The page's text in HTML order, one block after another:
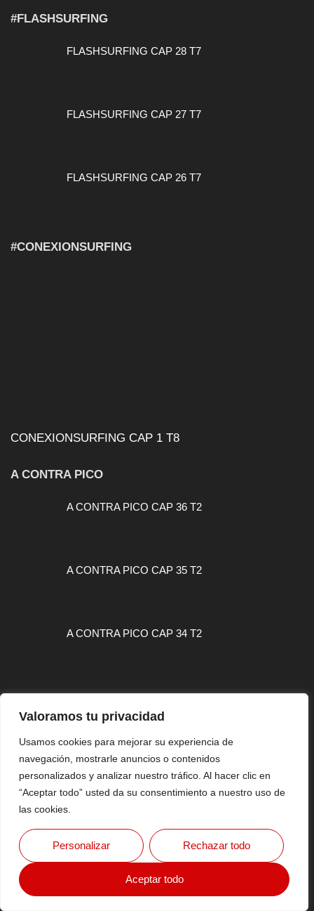
Valoramos tu privacidad
Usamos cookies para mejorar su experiencia de
navegación, mostrarle anuncios o contenidos
personalizados y analizar nuestro tráfico. Al hacer clic en
“Aceptar todo” usted da su consentimiento a nuestro uso de
las cookies.
Personalizar Rechazar todo
Aceptar todo
#FLASHSURFING
FLASHSURFING CAP 28 T7
FLASHSURFING CAP 27 T7
FLASHSURFING CAP 26 T7
#CONEXIONSURFING
CONEXIONSURFING CAP 1 T8
A CONTRA PICO
A CONTRA PICO CAP 36 T2
A CONTRA PICO CAP 35 T2
A CONTRA PICO CAP 34 T2
CONTACTO
AVISO LEGAL
Copyright © 2026 FlashSurfing Magazine By MTH VISUAL
SPORT
Diseño Web PorWebmasterPRO